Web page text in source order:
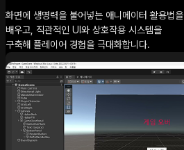
화면에 생명력을 불어넣는 애니메이터 활용법을
배우고, 직관적인 UI와 상호작용 시스템을
구축해 플레이어 경험을 극대화합니다.